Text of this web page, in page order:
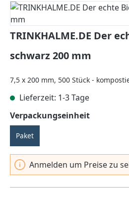
Bildergalerie überspringen
TRINKHALME.DE Der
schwarz 200 mm
7,5 x 200 mm, 500 Stück -
Lieferzeit: 1-3 Tage
Verpackungseinheit
Paket
Anmelden um Preise zu